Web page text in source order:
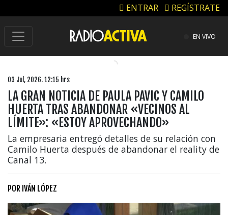
ENTRAR REGÍSTRATE
EN VIVO
03 Jul, 2026. 12:15 hrs
LA GRAN NOTICIA DE PAULA PAVIC Y CAMILO
HUERTA TRAS ABANDONAR «VECINOS AL
LÍMITE»: «ESTOY APROVECHANDO»
La empresaria entregó detalles de su relación con
Camilo Huerta después de abandonar el reality de
Canal 13.
POR IVÁN LÓPEZ